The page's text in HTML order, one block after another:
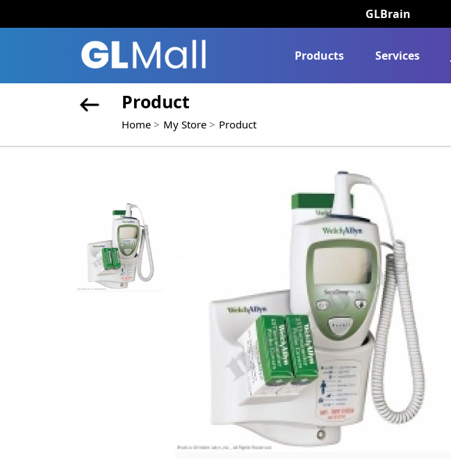
GLBrain
Products Services
Product
Home My Store Product